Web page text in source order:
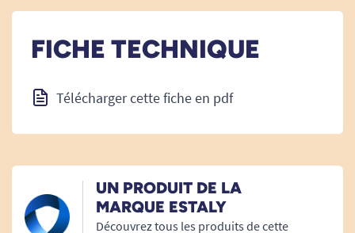
FICHE TECHNIQUE
Télécharger cette fiche en pdf
UN PRODUIT DE LA
MARQUE ESTALY
Découvrez tous les produits de cette